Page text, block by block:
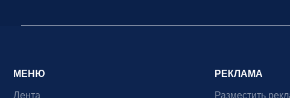
МЕНЮ
Лента
РЕКЛАМА
Разместить